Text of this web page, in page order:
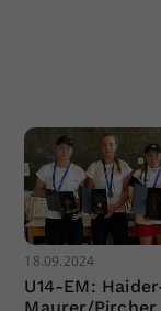
18.09.2024
U14-EM: